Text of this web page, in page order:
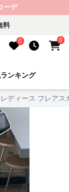
ーデ
料
0 0
ランキング
ディース フレア